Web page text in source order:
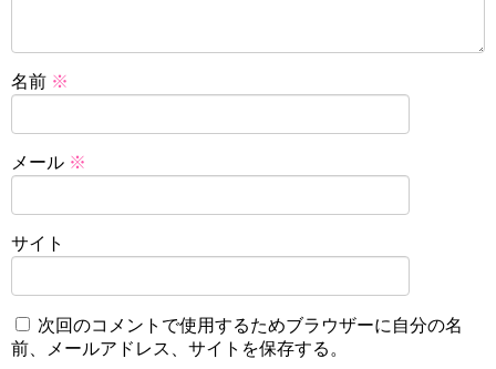
名前 ※
メール ※
サイト
次回のコメントで使用するためブラウザーに自分の名
前、メールアドレス、サイトを保存する。